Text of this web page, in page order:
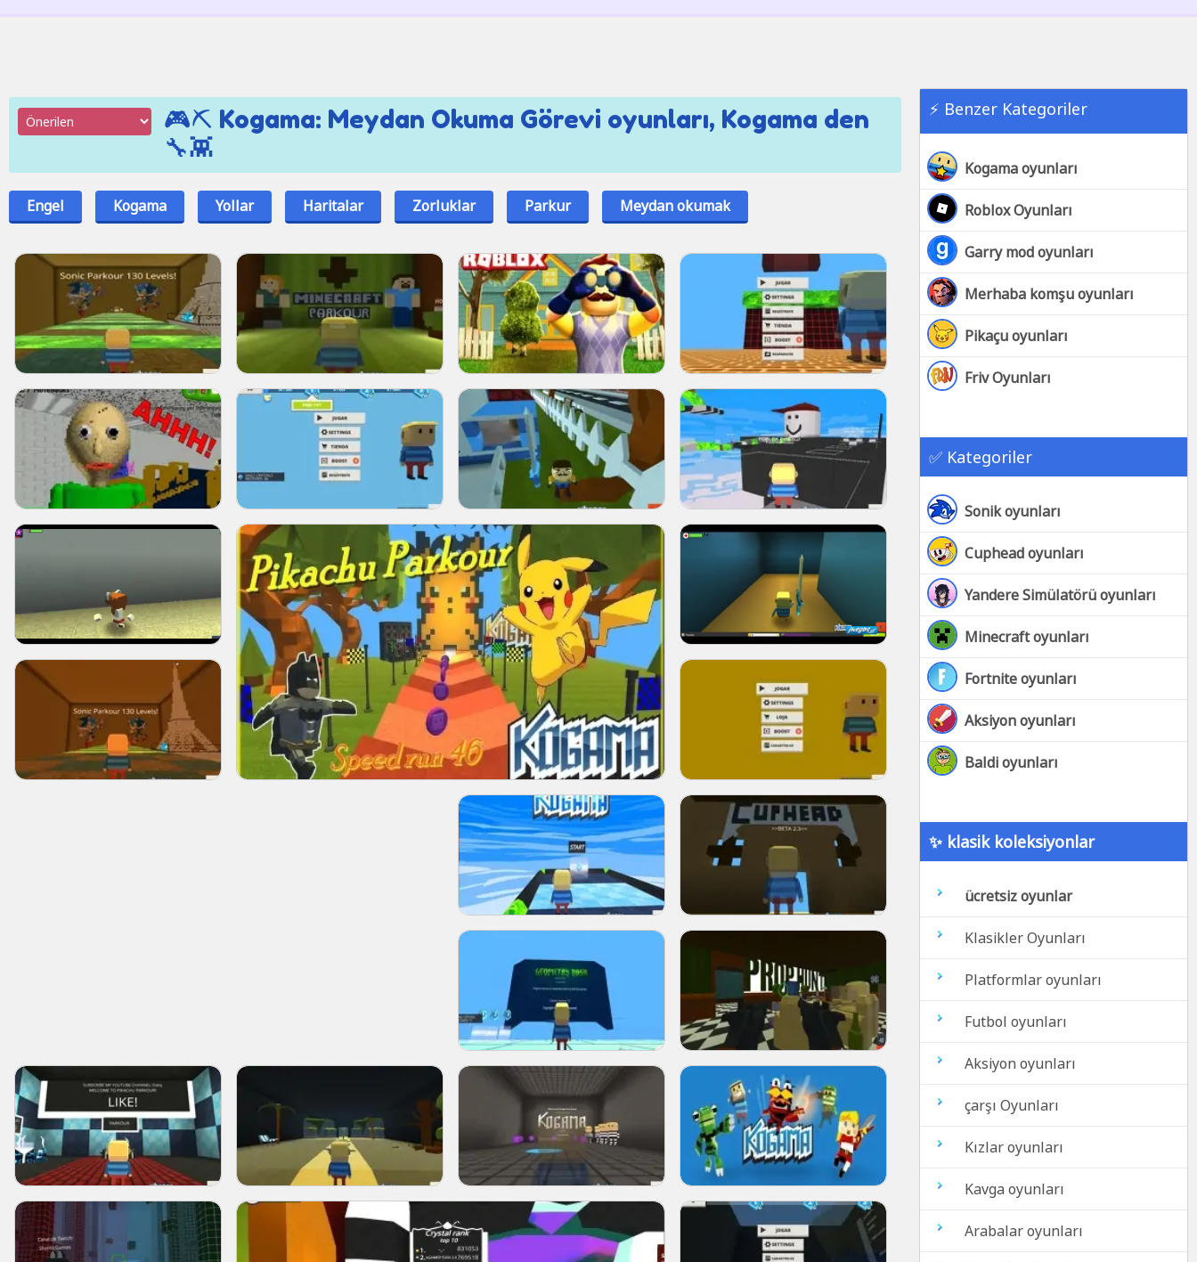
⚡ Benzer Kategoriler
Kogama oyunları
Roblox Oyunları
Garry mod oyunları
Merhaba komşu oyunları
Pikaçu oyunları
Friv Oyunları
✅ Kategoriler
Sonik oyunları
Cuphead oyunları
Yandere Simülatörü oyunları
Minecraft oyunları
Fortnite oyunları
Aksiyon oyunları
Baldi oyunları
✨ klasik koleksiyonlar
ücretsiz oyunlar
Klasikler Oyunları
Platformlar oyunları
Futbol oyunları
Aksiyon oyunları
çarşı Oyunları
Kızlar oyunları
Kavga oyunları
Arabalar oyunları
🎮⛏️ Kogama: Meydan Okuma Görevi oyunları, Kogama den
🔧👾
Engel Kogama Yollar Haritalar Zorluklar Parkur Meydan okumak